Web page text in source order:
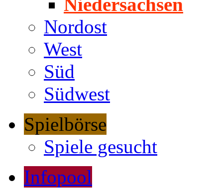
Niedersachsen
Nordost
West
Süd
Südwest
Spielbörse
Spiele gesucht
Infopool